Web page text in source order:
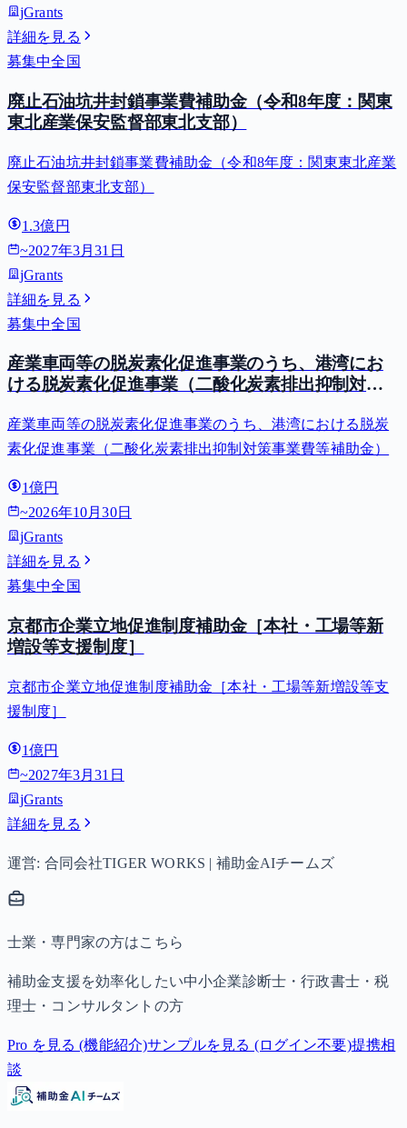
jGrants
詳細を見る
募集中全国
廃止石油坑井封鎖事業費補助金（令和8年度：関東
東北産業保安監督部東北支部）
廃止石油坑井封鎖事業費補助金（令和8年度：関東東北産業
保安監督部東北支部）
1.3億円
~2027年3月31日
jGrants
詳細を見る
募集中全国
産業車両等の脱炭素化促進事業のうち、港湾にお
ける脱炭素化促進事業（二酸化炭素排出抑制対策
産業車両等の脱炭素化促進事業のうち、港湾における脱炭
素化促進事業（二酸化炭素排出抑制対策事業費等補助金）
1億円
~2026年10月30日
jGrants
詳細を見る
募集中全国
京都市企業立地促進制度補助金［本社・工場等新
増設等支援制度］
京都市企業立地促進制度補助金［本社・工場等新増設等支
援制度］
1億円
~2027年3月31日
jGrants
詳細を見る
運営: 合同会社TIGER WORKS | 補助金AIチームズ
士業・専門家の方はこちら
補助金支援を効率化したい中小企業診断士・行政書士・税
理士・コンサルタントの方
Pro を見る (機能紹介)サンプルを見る (ログイン不要)提携相
談